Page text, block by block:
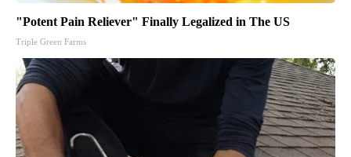
"Potent Pain Reliever" Finally Legalized in The US
Triple Green Farms